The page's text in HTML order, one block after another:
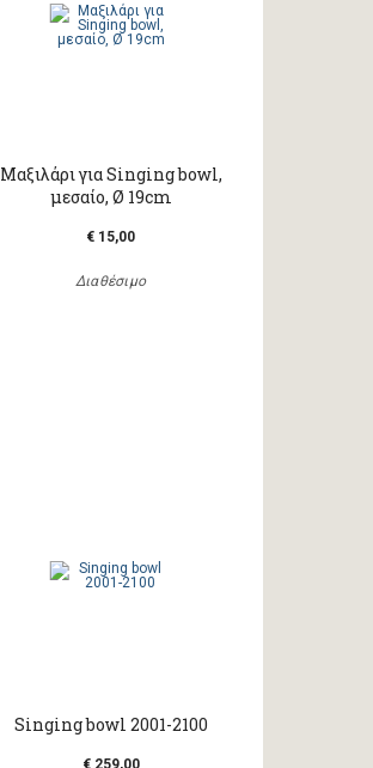
Μαξιλάρι για Singing bowl,
μεσαίο, Ø 19cm
€ 15,00
Διαθέσιμο
Singing bowl 2001-2100
€ 259,00